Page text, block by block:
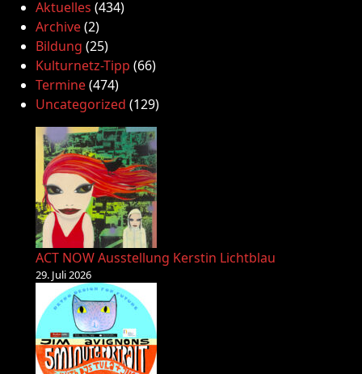
Aktuelles (434)
Archive(2)
Bildung (25)
Kulturnetz-Tipp (66)
Termine(474)
Uncategorized (129)
ACT NOW Ausstellung Kerstin Lichtblau
29. Juli 2026